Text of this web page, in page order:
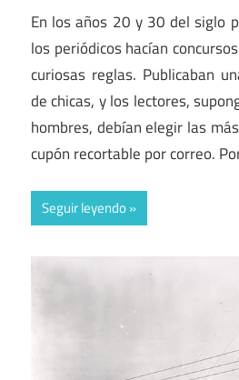
En los años 20 y 30 del siglo
los periódicos hacían
curiosas reglas. Publicaban
de chicas, y los lectores,
hombres, debían elegir las
cupón recortable por correo.
Seguir leyendo